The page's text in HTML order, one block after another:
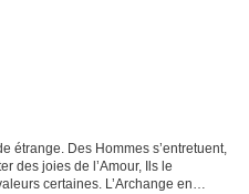
étrange. Des Hommes s’entretuent,
des joies de l’Amour, Ils le
certaines. L’Archange en